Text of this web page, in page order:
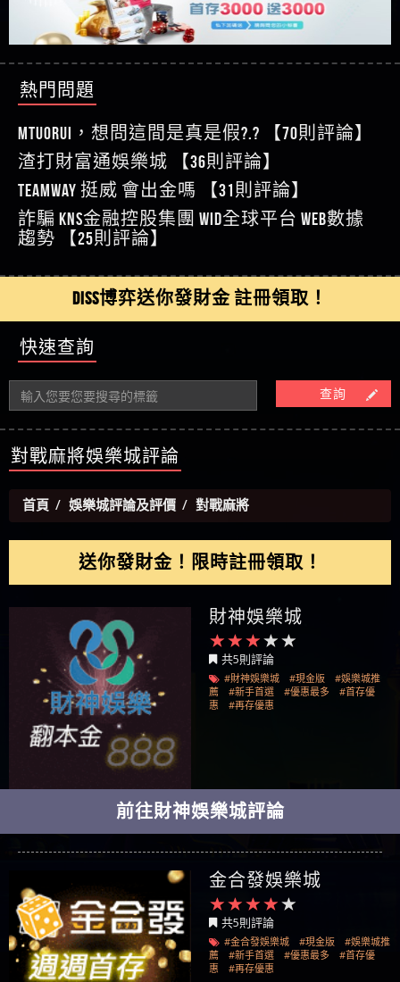
賴zg369」力智投資是不是詐騙 力智投資是真的嗎
力智投資是詐騙嗎 南部老翁還在癡迷力智投資高
回報獲利 請不要在匯款
【其他問題】 【遇天盛商行詐騙追回資金賴
zg369】天盛商行詐騙 天盛商行是不是詐騙 天盛商
行是真的嗎 天盛商行是詐騙嗎 被天盛商行詐騙一
招教你拿回
【其他問題】 受害者援助賴【zg369】退休老翁被
大戶e點靈詐騙痛不欲生 大戶e點靈是真的嗎 大戶e
點靈是不是詐騙 大戶e點靈是詐騙嗎 大戶e點靈無
法出金 （大戶e點靈）教你如何規避詐騙陷阱
【其他問題】 弘記投資詐騙持續收割國人中【免
費討回資金賴zg369】弘記投資是詐騙嗎 弘記投資
是不是詐騙 弘記投資是真的嗎 被弘記投資詐騙的
錢怎麼辦 本文教你如何拿回被騙資金
【其他問題】 被騙追回賴【zg369】KnTop利用新型
詐騙手法欺詐群眾 KnTop是真的嗎 KnTop是不是詐騙
KnTop是詐騙嗎 【KnTop】KnTop無法出金 被KnTop詐騙
的錢一招拿回
【其他問題】機台運算專案詐騙持續收割國人中
【免費討回資金賴zg369】機台運算專案是詐騙嗎
機台運算專案是不是詐騙 機台運算專案是真的嗎
被機台運算專案詐騙的錢怎麼辦 本文教你如何拿
回被騙資金
【其他問題】 Hoyabit詐騙持續收割國人中【免費
討回資金賴zg369】Hoyabit是詐騙嗎 Hoyabit是不是詐
騙 Hoyabit是真的嗎 被HoyabitHoyabit詐騙的錢怎麼辦
本文教你如何拿回被騙資金
【其他問題】KS.M多元化行銷詐騙持續收割國人
中【免費討回資金賴zg369】KS.M多元化行銷是詐
騙嗎 KS.M多元化行銷是不是詐騙 KS.M多元化行銷是
真的嗎 被KS.M多元化行銷詐騙的錢怎麼辦 本文教
你如何拿回被騙資金
【其他問題】免費追回賴「zg369」深度解析野原
家 Family & Love如何詐騙 野原家 Family & Love是不是詐
騙 野原家 Family & Love是真的嗎 野原家 Family & Love是
詐騙嗎 165多次通報野原家 Family & Love是詐騙平台
【其他問題】元盈橋詐騙持續收割國人中【免費
討回資金賴zg369】元盈橋是詐騙嗎 元盈橋是不是
詐騙 元盈橋是真的嗎 被元盈橋詐騙的錢怎麼辦
【其他問題】被騙追回賴【zg369】M.L.Edge利用新
型詐騙手法欺詐群眾 M.L.Edge是真的嗎 M.L.Edge是不
金 被M.L.Edge詐騙的錢一招拿回
【其他問題】 Robinhood詐騙持續收割國人中【免
不是詐騙 Robinhood是真的嗎 被Robinhood詐騙的錢怎
麼辦 本文教你如何拿回被騙資金
資金賴zg369】FLTO是詐騙嗎 FLTO是不是詐騙 FLTO是
真的嗎 被FLTO詐騙的錢怎麼辦 本文教你如何拿回
被騙資金
【其他問題】 遇詐騙求救賴【zg369】八旬老翁被
ALYWS詐騙家破人亡 ALYWS是真的嗎 ALYWS是不是詐騙
ALYWS是詐騙嗎 （ALYWS）無法出金 請小心群組暗椿
【其他問題】 一招教你揭秘新型詐騙手法 （受害
者免費援助賴zg369）當當詐騙 當當是不是詐騙 當
當是真的嗎 當當是詐騙嗎 六旬老婦深信當當高獲
利回報被騙的家破人亡
【盧鴻傑】請問一下100多萬會出金嗎，有誰可以
回答
【王亞廷】LINE:kK605638
【傑】真的
【蔡如軒】黑網一個呵呵
【沈樂慧】又是九州??爛死了黑網不要玩
【林伊依】爛死了拉贏錢直接鎖帳號可以去吃屎
【陳靜茹】推薦小畢，我也是小畢的會員～～
【黃家羭】推推
【AVA娛樂城】還會自己做假對話來毀謗欸哈哈哈
【黃伊珊】不推薦爛公司
【陳順堪】星匯娛樂城出金幾次後贏錢就不給出
金
【陳順堪】黑網出金幾次後贏了就不出金出
【玩運彩】
【asd】唬爛不出金黑網垃圾平台
【蘇俊曄】所以會出金嗎現在也是一樣的狀況
【侯依揚】廢物喔
熱門問題
MTUORUi，想問這間是真是假?.? 【70則評論】
渣打財富通娛樂城 【36則評論】
TEAMWAY 挺威 會出金嗎 【31則評論】
詐騙 kns金融控股集團 WID全球平台 WEB數據
趨勢 【25則評論】
DISS博弈送你發財金 註冊領取！
快速查詢
查詢
對戰麻將娛樂城評論
首頁 娛樂城評論及評價 對戰麻將
送你發財金！限時註冊領取！
財神娛樂城
共5則評論
#財神娛樂城 #現金版
#娛樂城推
薦
#新手首選 #優惠最多
#首存優
惠
#再存優惠
前往財神娛樂城評論
金合發娛樂城
共5則評論
#金合發娛樂城 #現金版
#娛樂城推
薦
#新手首選 #優惠最多
#首存優
惠
#再存優惠